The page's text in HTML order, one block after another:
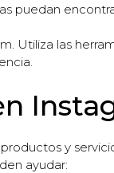
puedan
Utiliza las
y
ayudar: